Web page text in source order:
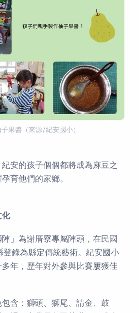
子果醬（來源/紀安國小）
安的孩子個個都將成為麻豆之
育他們的家鄉。
化
陣」為謝厝寮專屬陣頭，在民國
登錄為縣定傳統藝術。紀安國小
年，歷年對外參與比賽屢獲佳
含：獅頭、獅尾、請金、鼓